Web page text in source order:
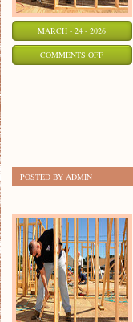
MARCH - 24 - 2026
COMMENTS OFFON
POSTED BY ADMIN